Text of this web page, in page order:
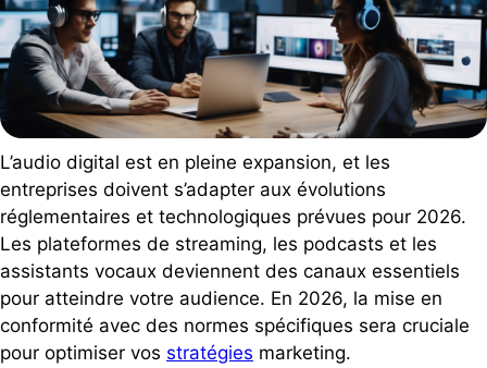
L’audio digital est en pleine expansion, et les
entreprises doivent s’adapter aux évolutions
réglementaires et technologiques prévues pour 2026.
Les plateformes de streaming, les podcasts et les
assistants vocaux deviennent des canaux essentiels
pour atteindre votre audience. En 2026, la mise en
conformité avec des normes spécifiques sera cruciale
pour optimiser vos stratégies marketing.